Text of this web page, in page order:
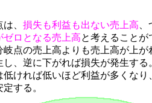
、 損失も利益も出ない売上高、
ゼロとなる売上高と考えることが
岐点の売上高よりも売上高が上が
し、逆に下がれば損失が発生する
低ければ低いほど利益が多くなり
する。